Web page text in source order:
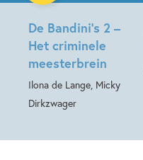
De Bandini’s 2 –
Het criminele
meesterbrein
Ilona de Lange, Micky
Dirkzwager